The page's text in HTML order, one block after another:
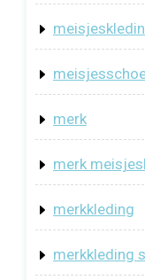
merk
merk
merkkleding
merkkleding